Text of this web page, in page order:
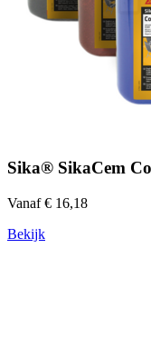
Sika® SikaCem
Vanaf € 16,18
Bekijk